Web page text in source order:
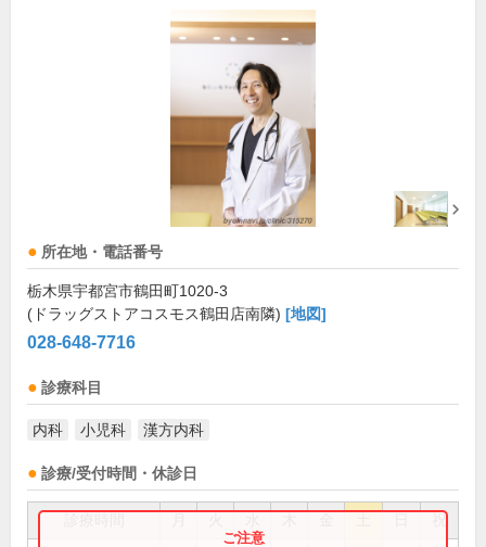
所在地・電話番号
栃木県宇都宮市鶴田町1020-3
(ドラッグストアコスモス鶴田店南隣) [地図]
028-648-7716
診療科目
内科 小児科 漢方内科
診療/受付時間・休診日
祝